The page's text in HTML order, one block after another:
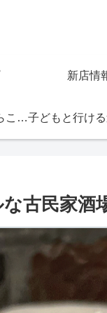
新店情
おもてなしするならこの店
古民家酒